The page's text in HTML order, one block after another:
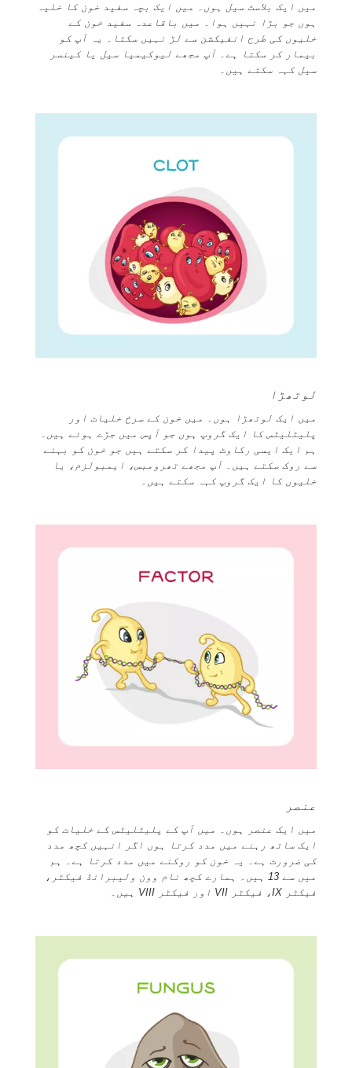
میں ایک بلاسٹ سیل ہوں۔ میں ایک بچہ سفید خون کا خلیہ
ہوں جو بڑا نہیں ہوا۔ میں باقاعدہ سفید خون کے
خلیوں کی طرح انفیکشن سے لڑ نہیں سکتا۔ یہ آپ کو
بیمار کر سکتا ہے۔ آپ مجھے لیوکیمیا سیل یا کینسر
سیل کہہ سکتے ہیں۔
لوتھڑا
میں ایک لوتھڑا ہوں۔ میں خون کے سرخ خلیات اور
پلیٹلیٹس کا ایک گروپ ہوں جو آپس میں جڑے ہوئے ہیں۔
ہم ایک ایسی رکاوٹ پیدا کر سکتے ہیں جو خون کو بہنے
سے روک سکتے ہیں۔ آپ مجھے تھرومبس، ایمبولزم، یا
خلیوں کا ایک گروپ کہہ سکتے ہیں۔
عنصر
میں ایک عنصر ہوں۔ میں آپ کے پلیٹلیٹس کے خلیات کو
ایک ساتھ رہنے میں مدد کرتا ہوں اگر انہیں کچھ مدد
کی ضرورت ہے۔ یہ خون کو روکنے میں مدد کرتا ہے۔ ہم
میں سے 13 ہیں۔ ہمارے کچھ نام وون ولیبرانڈ فیکٹر،
فیکٹر IX، فیکٹر VII اور فیکٹر VIII ہیں۔